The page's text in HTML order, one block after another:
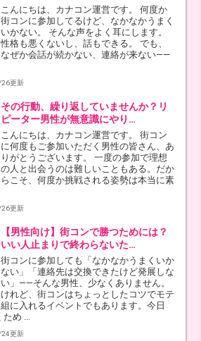
こんにちは、カナコン運営です。 何度か
街コンに参加してるけど、なかなかうまく
いかない。 そんな声をよく耳にします。
性格も悪くないし、話もできる。 でも、
なぜか会話が続かない、連絡が来ない——
更新
その行動、繰り返していませんか？リ
ピーター男性が無意識にやり…
こんにちは、カナコン運営です。 街コン
に何度もご参加いただく男性の皆さん、あ
りがとうございます。 一度の参加で理想
の人と出会うのは難しいこともある。だか
らこそ、何度か挑戦される姿勢は本当に素
更新
【男性向け】街コンで勝つためには？
いい人止まりで終わらないた…
街コンに参加しても「なかなかうまくいか
ない」「連絡先は交換できたけど発展しな
い」——そんな男性、少なくありません。
けれど、街コンはちょっとしたコツでモテ
組に入れるイベントでもあります。今日
め ...
更新